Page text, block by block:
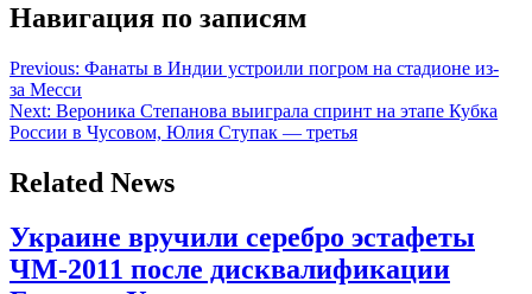
Навигация по записям
Previous: Фанаты в Индии устроили погром на стадионе из-
за Месси
Next: Вероника Степанова выиграла спринт на этапе Кубка
России в Чусовом, Юлия Ступак — третья
Related News
Украине вручили серебро эстафеты
ЧМ-2011 после дисквалификации